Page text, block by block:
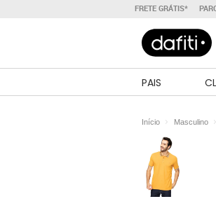
FRETE GRÁTIS*
PAIS
Início Masculino